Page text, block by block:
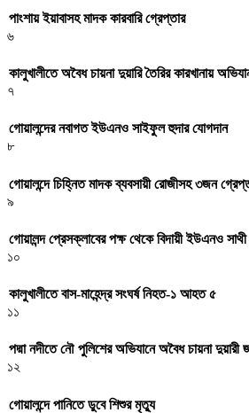
পাংশায় ইয়াবাসহ মাদক কারবারি গ্রেপ্তার
৬
কালুখালীতে অবৈধ চায়না দুয়ারি তৈরির কারখানায়
৭
গোয়ালন্দের নবাগত ইউএনও সাইফুল হুদার যোগদান
৮
গোয়ালন্দে চিহ্নিত মাদক ব্যবসায়ী রোজীসহ ৩জন
৯
গোয়ালন্দ প্রেসক্লাবের পক্ষ থেকে বিদায়ী ইউএনও সাথী
১০
কালুখালীতে বাস-মাহেন্দ্র সংঘর্ষ নিহত-১ আহত ৫
১১
পদ্মা নদীতে নৌ পুলিশের অভিযানে অবৈধ চায়না
১২
গোয়ালন্দে পানিতে ডুবে শিশুর মৃত্যু